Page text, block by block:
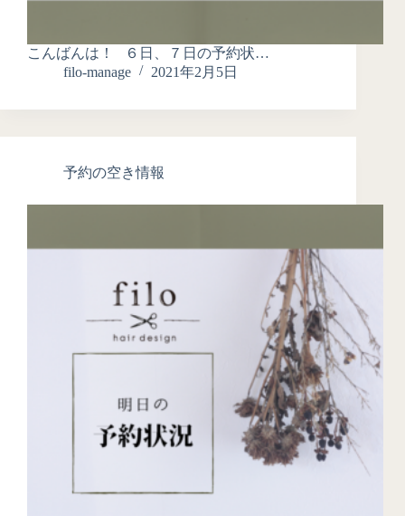
こんばんは！ ６日、７日の予約状…
filo-manage
2021年2月5日
予約の空き情報